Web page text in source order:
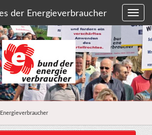
der Energieverbraucher